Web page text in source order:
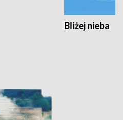
Bliżej nieba